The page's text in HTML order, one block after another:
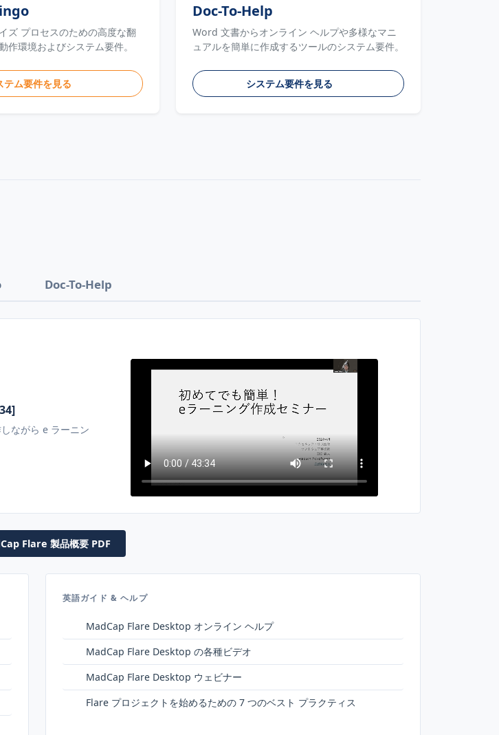
ズ プロセスのための高度な翻
作環境およびシステム要件。
テム要件を見る
Doc-To-Help
Word 文書からオンライン ヘルプや多様なマニ
ュアルを簡単に作成するツールのシステム要件。
システム要件を見る
Doc-To-Help
ながら e ラーニン
Flare 製品概要 PDF
英語ガイド & ヘルプ
MadCap Flare Desktop オンライン ヘルプ
MadCap Flare Desktop の各種ビデオ
MadCap Flare Desktop ウェビナー
Flare プロジェクトを始めるための 7 つのベスト プラクティス